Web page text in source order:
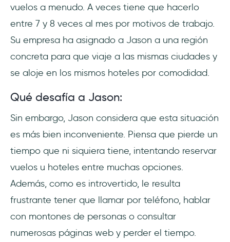
vuelos a menudo. A veces tiene que hacerlo
entre 7 y 8 veces al mes por motivos de trabajo.
Su empresa ha asignado a Jason a una región
concreta para que viaje a las mismas ciudades y
se aloje en los mismos hoteles por comodidad.
Qué desafía a Jason:
Sin embargo, Jason considera que esta situación
es más bien inconveniente. Piensa que pierde un
tiempo que ni siquiera tiene, intentando reservar
vuelos u hoteles entre muchas opciones.
Además, como es introvertido, le resulta
frustrante tener que llamar por teléfono, hablar
con montones de personas o consultar
numerosas páginas web y perder el tiempo.